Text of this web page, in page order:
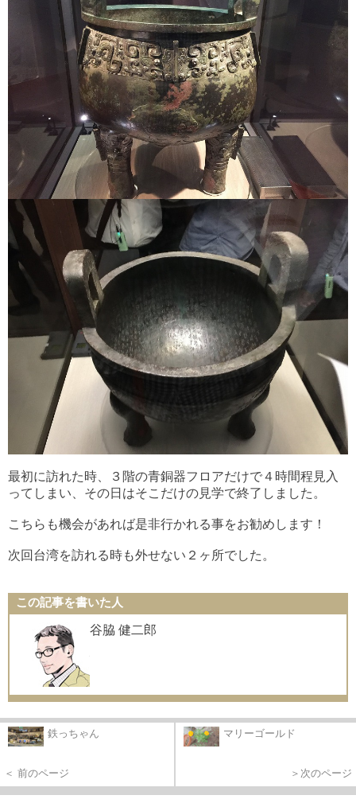
最初に訪れた時、３階の青銅器フロアだけで４時間程見入
ってしまい、その日はそこだけの見学で終了しました。
こちらも機会があれば是非行かれる事をお勧めします！
次回台湾を訪れる時も外せない２ヶ所でした。
この記事を書いた人
谷脇 健二郎
鉄っちゃん
＜ 前のページ
マリーゴールド
＞次のページ